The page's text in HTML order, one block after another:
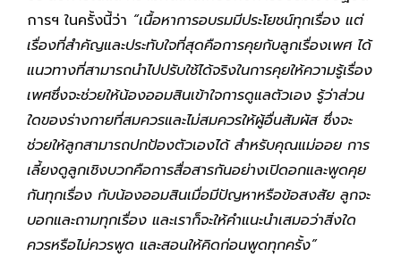
การฯ ในครั้งนี้ว่า “เนื้อหาการอบรมมีประโยชน์ทุกเรื่อง แต่
เรื่องที่สำคัญและประทับใจที่สุดคือการคุยกับลูกเรื่องเพศ ได้
แนวทางที่สามารถนำไปปรับใช้ได้จริงในการคุยให้ความรู้เรื่อง
เพศซึ่งจะช่วยให้น้องออมสินเข้าใจการดูแลตัวเอง รู้ว่าส่วน
ใดของร่างกายที่สมควรและไม่สมควรให้ผู้อื่นสัมผัส ซึ่งจะ
ช่วยให้ลูกสามารถปกป้องตัวเองได้สำหรับคุณแม่ออย การ
เลี้ยงดูลูกเชิงบวกคือการสื่อสารกันอย่างเปิดอกและพูดคุย
กันทุกเรื่อง กับน้องออมสินเมื่อมีปัญหาหรือข้อสงสัย ลูกจะ
บอกและถามทุกเรื่อง และเราก็จะให้คำแนะนำเสมอว่าสิ่งใด
ควรหรือไม่ควรพูด และสอนให้คิดก่อนพูดทุกครั้ง”